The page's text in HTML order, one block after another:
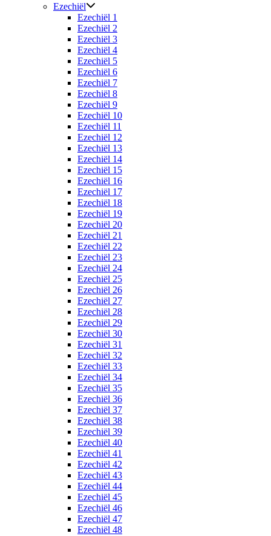
Ezechiël
Ezechiël 1
Ezechiël 2
Ezechiël 3
Ezechiël 4
Ezechiël 5
Ezechiël 6
Ezechiël 7
Ezechiël 8
Ezechiël 9
Ezechiël 10
Ezechiël 11
Ezechiël 12
Ezechiël 13
Ezechiël 14
Ezechiël 15
Ezechiël 16
Ezechiël 17
Ezechiël 18
Ezechiël 19
Ezechiël 20
Ezechiël 21
Ezechiël 22
Ezechiël 23
Ezechiël 24
Ezechiël 25
Ezechiël 26
Ezechiël 27
Ezechiël 28
Ezechiël 29
Ezechiël 30
Ezechiël 31
Ezechiël 32
Ezechiël 33
Ezechiël 34
Ezechiël 35
Ezechiël 36
Ezechiël 37
Ezechiël 38
Ezechiël 39
Ezechiël 40
Ezechiël 41
Ezechiël 42
Ezechiël 43
Ezechiël 44
Ezechiël 45
Ezechiël 46
Ezechiël 47
Ezechiël 48